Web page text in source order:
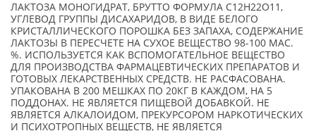
ЛАКТОЗА МОНОГИДРАТ, БРУТТО ФОРМУЛА С12Н22О11,
УГЛЕВОД ГРУППЫ ДИСАХАРИДОВ, В ВИДЕ БЕЛОГО
КРИСТАЛЛИЧЕСКОГО ПОРОШКА БЕЗ ЗАПАХА, СОДЕРЖАНИЕ
ЛАКТОЗЫ В ПЕРЕСЧЕТЕ НА СУХОЕ ВЕЩЕСТВО 98-100 МАС.
%. ИСПОЛЬЗУЕТСЯ КАК ВСПОМОГАТЕЛЬНОЕ ВЕЩЕСТВО
ДЛЯ ПРОИЗВОДСТВА ФАРМАЦЕВТИЧЕСКИХ ПРЕПАРАТОВ И
ГОТОВЫХ ЛЕКАРСТВЕННЫХ СРЕДСТВ. НЕ РАСФАСОВАНА.
УПАКОВАНА В 200 МЕШКАХ ПО 20КГ В КАЖДОМ, НА 5
ПОДДОНАХ. НЕ ЯВЛЯЕТСЯ ПИЩЕВОЙ ДОБАВКОЙ. НЕ
ЯВЛЯЕТСЯ АЛКАЛОИДОМ, ПРЕКУРСОРОМ НАРКОТИЧЕСКИХ
И ПСИХОТРОПНЫХ ВЕЩЕСТВ, НЕ ЯВЛЯЕТСЯ